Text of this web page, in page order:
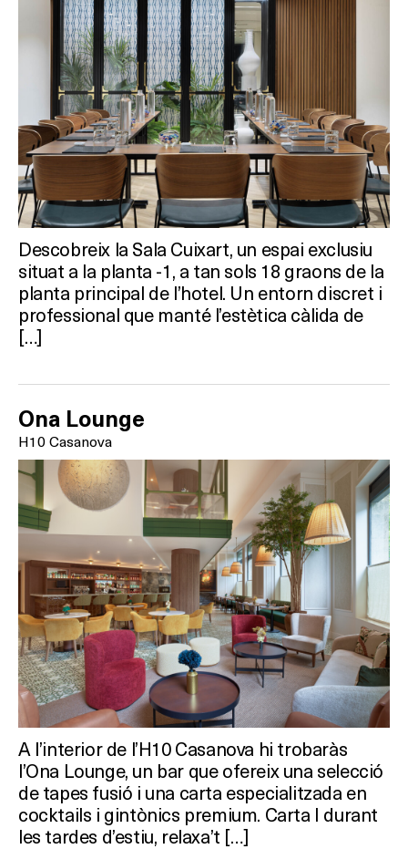
Descobreix la Sala Cuixart, un espai exclusiu
situat a la planta -1, a tan sols 18 graons de la
planta principal de l’hotel. Un entorn discret i
professional que manté l’estètica càlida de
[…]
Ona Lounge
H10 Casanova
A l’interior de l’H10 Casanova hi trobaràs
l’Ona Lounge, un bar que ofereix una selecció
de tapes fusió i una carta especialitzada en
cocktails i gintònics premium. Carta I durant
les tardes d’estiu, relaxa’t […]